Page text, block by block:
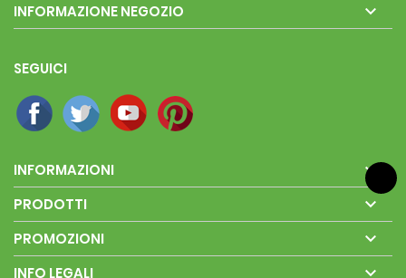
INFORMAZIONE NEGOZIO 
SEGUICI
INFORMAZIONI 
PRODOTTI 
PROMOZIONI 
INFO LEGALI 